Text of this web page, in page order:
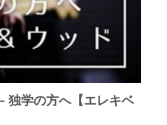
独学の方へ【エレキベ